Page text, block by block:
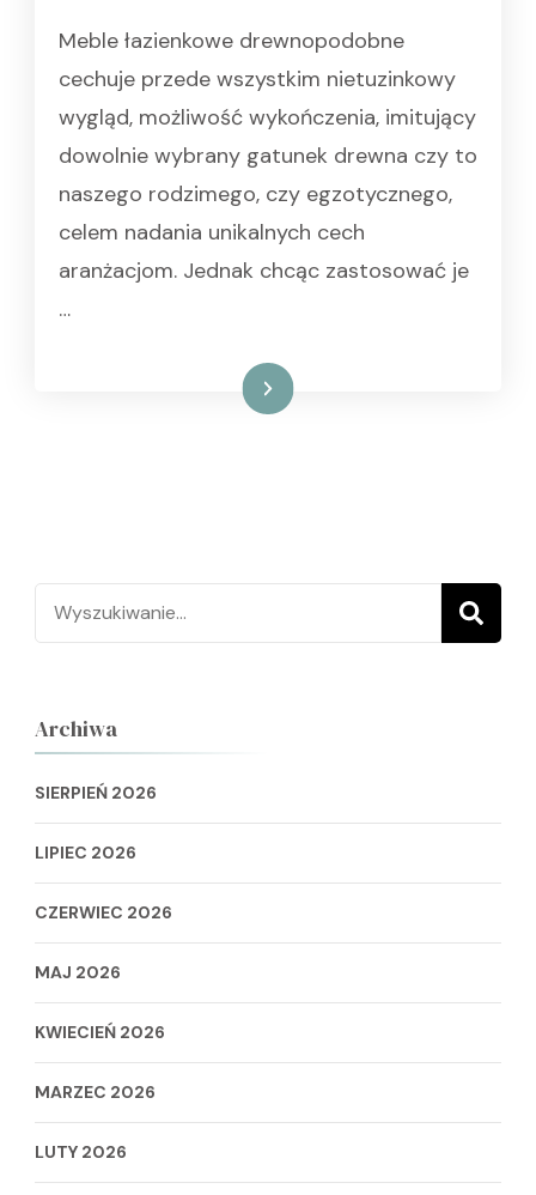
Meble łazienkowe drewnopodobne
cechuje przede wszystkim nietuzinkowy
wygląd, możliwość wykończenia, imitujący
dowolnie wybrany gatunek drewna czy to
naszego rodzimego, czy egzotycznego,
celem nadania unikalnych cech
aranżacjom. Jednak chcąc zastosować je
…
Czytaj dalej
Szukaj:
Archiwa
SIERPIEŃ 2026
LIPIEC 2026
CZERWIEC 2026
MAJ 2026
KWIECIEŃ 2026
MARZEC 2026
LUTY 2026